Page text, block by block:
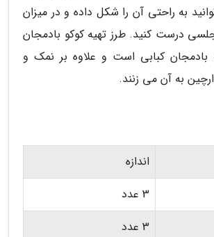
به راحتی آن را شکل داده و در میزان
درست کنید. طرز تهیه کوکو بادمجان
بادمجان کبابی است و علاوه بر نمک و
به آن می زنند.
اندازه
3 عدد
3 عدد